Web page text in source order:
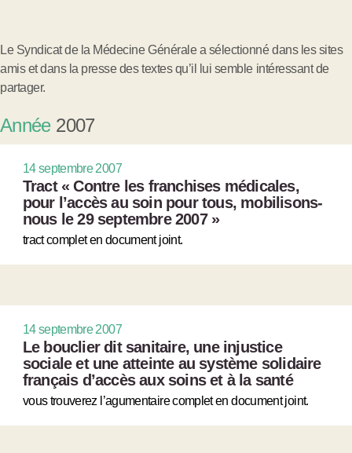
Le Syndicat de la Médecine Générale a sélectionné dans les sites
amis et dans la presse des textes qu’il lui semble intéressant de
partager.
Année2007
14 septembre 2007
Tract « Contre les franchises médicales,
pour l’accès au soin pour tous, mobilisons-
nous le 29 septembre 2007 »
tract complet en document joint.
14 septembre 2007
Le bouclier dit sanitaire, une injustice
sociale et une atteinte au système solidaire
français d’accès aux soins et à la santé
vous trouverez l’agumentaire complet en document joint.